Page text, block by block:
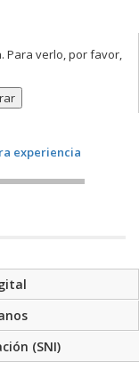
Para verlo, por favor,
(SNI)